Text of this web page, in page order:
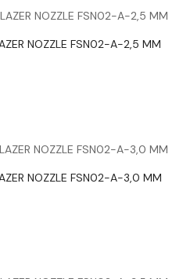
NOZZLE FSN02-A-2,5 MM
NOZZLE FSN02-A-3,0 MM